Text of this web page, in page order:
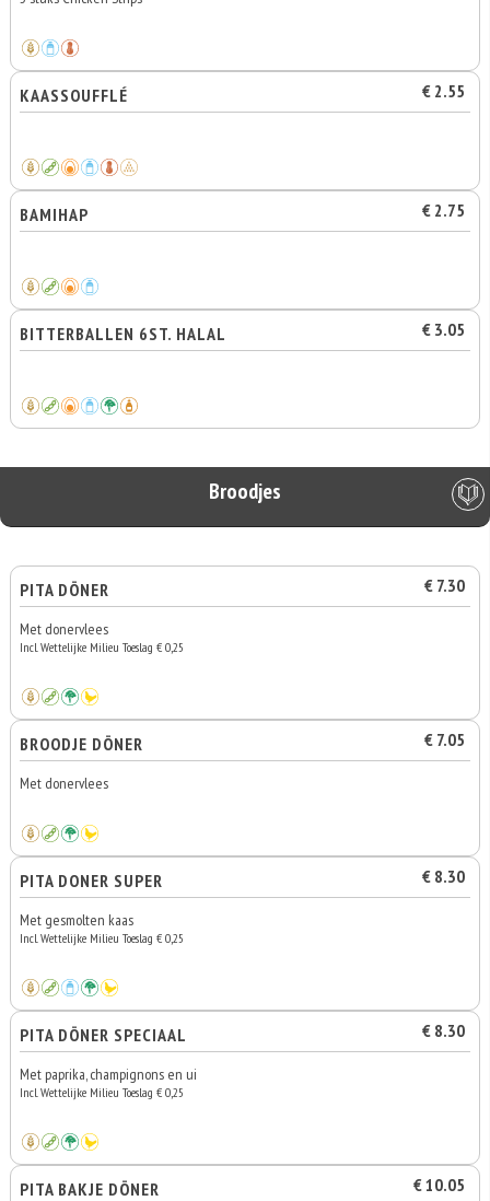
KAASSOUFFLÉ € 2.55
BAMIHAP € 2.75
BITTERBALLEN 6ST. HALAL € 3.05
Broodjes
PITA DÖNER € 7.30
Met donervlees
Incl. Wettelijke Milieu Toeslag € 0,25
BROODJE DÖNER € 7.05
Met donervlees
PITA DONER SUPER € 8.30
Met gesmolten kaas
Incl. Wettelijke Milieu Toeslag € 0,25
PITA DÖNER SPECIAAL € 8.30
Met paprika, champignons en ui
Incl. Wettelijke Milieu Toeslag € 0,25
PITA BAKJE DÖNER € 10.05